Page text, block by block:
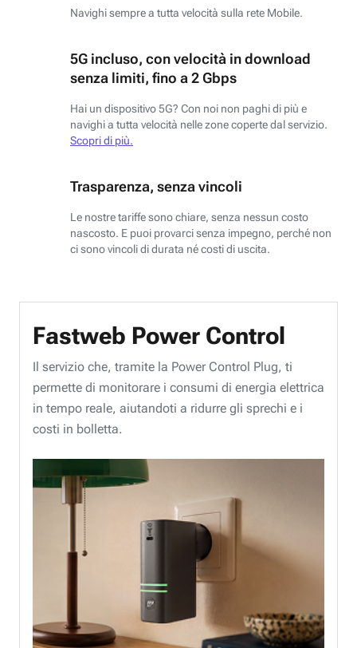
Navighi sempre a tutta velocità sulla rete Mobile.
5G incluso, con velocità in download
senza limiti, fino a 2 Gbps
Hai un dispositivo 5G? Con noi non paghi di più e
navighi a tutta velocità nelle zone coperte dal servizio.
Scopri di più.
Trasparenza, senza vincoli
Le nostre tariffe sono chiare, senza nessun costo
nascosto. E puoi provarci senza impegno, perché non
ci sono vincoli di durata né costi di uscita.
Fastweb Power Control
Il servizio che, tramite la Power Control Plug, ti
permette di monitorare i consumi di energia elettrica
in tempo reale, aiutandoti a ridurre gli sprechi e i
costi in bolletta.